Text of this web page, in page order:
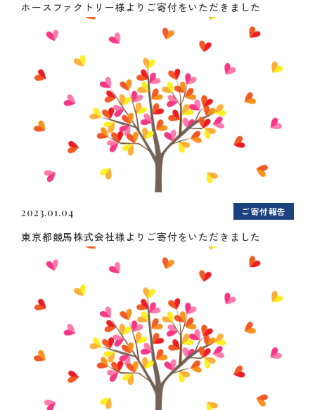
ホースファクトリー様よりご寄付をいただきました
2023.01.04 ご寄付報告
東京都競馬株式会社様よりご寄付をいただきました